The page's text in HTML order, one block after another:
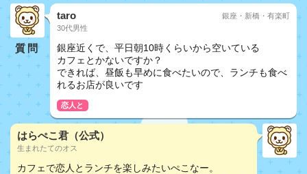
質問
taro
30代男性
銀座・新橋・有楽町
銀座近くで、平日朝10時くらいから空いている
カフェとかないですか？
できれば、昼飯も早めに食べたいので、ランチも食べ
れるお店が良いです
恋人と
はらぺこ君（公式）
生まれたてのオス
カフェで恋人とランチを楽しみたいぺこなー。